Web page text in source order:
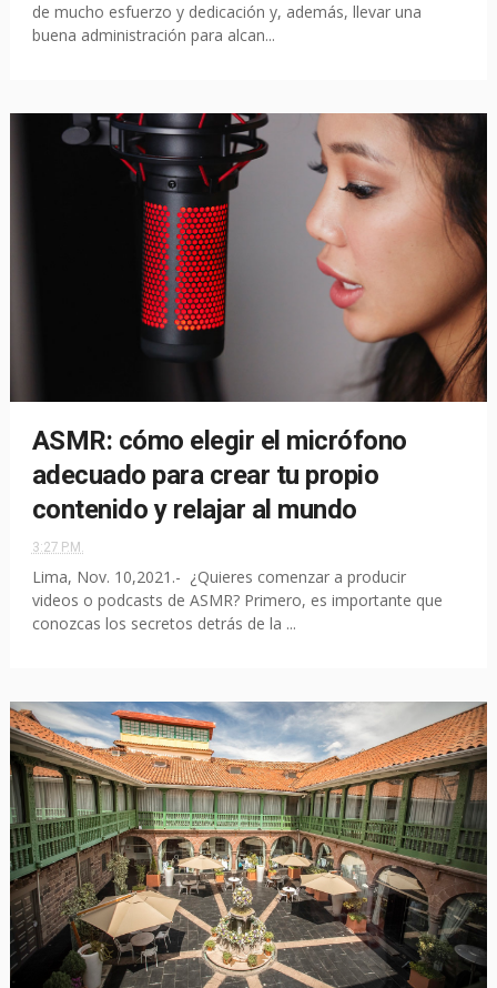
de mucho esfuerzo y dedicación y, además, llevar una
buena administración para alcan...
ASMR: cómo elegir el micrófono
adecuado para crear tu propio
contenido y relajar al mundo
3:27 P.M.
Lima, Nov. 10,2021.- ¿Quieres comenzar a producir
videos o podcasts de ASMR? Primero, es importante que
conozcas los secretos detrás de la ...